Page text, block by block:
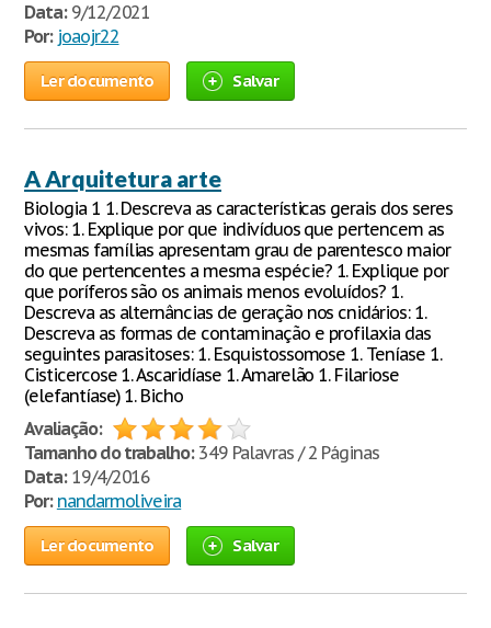
Data:9/12/2021
Por: joaojr22
Ler documento Salvar
A Arquitetura arte
Biologia 1 1. Descreva as características gerais dos seres
vivos: 1. Explique por que indivíduos que pertencem as
mesmas famílias apresentam grau de parentesco maior
do que pertencentes a mesma espécie? 1. Explique por
que poríferos são os animais menos evoluídos? 1.
Descreva as alternâncias de geração nos cnidários: 1.
Descreva as formas de contaminação e profilaxia das
seguintes parasitoses: 1. Esquistossomose 1. Teníase 1.
Cisticercose 1. Ascaridíase 1. Amarelão 1. Filariose
(elefantíase) 1. Bicho
Avaliação:
Tamanho do trabalho:349 Palavras / 2 Páginas
Data:19/4/2016
Por: nandarmoliveira
Ler documento Salvar